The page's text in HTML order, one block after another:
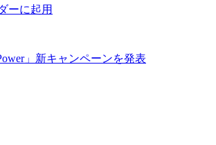
ーに起用
」新キャンペーンを発表